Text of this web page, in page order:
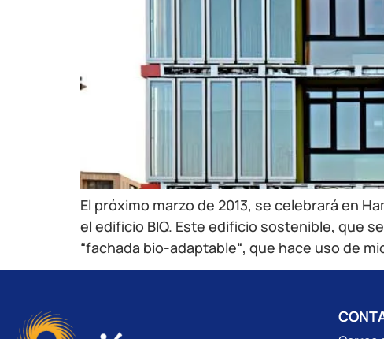
El próximo marzo de 2013, se celebrará en
el edificio BIQ. Este edificio sostenible, que
“fachada bio-adaptable“, que hace uso de